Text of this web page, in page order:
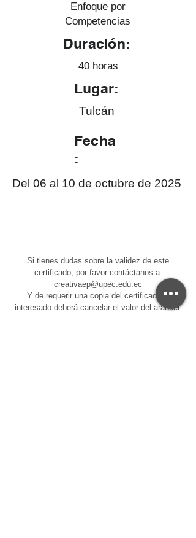
Enfoque por
Competencias
Duración:
40 horas
Lugar:
Tulcán
Fecha
:
Del 06 al 10 de octubre de 2025
Si tienes dudas sobre la validez de este
certificado, por favor contáctanos a:
creativaep@upec.edu.ec
Y de requerir una copia del certificado el
interesado deberá cancelar el valor del arancel.